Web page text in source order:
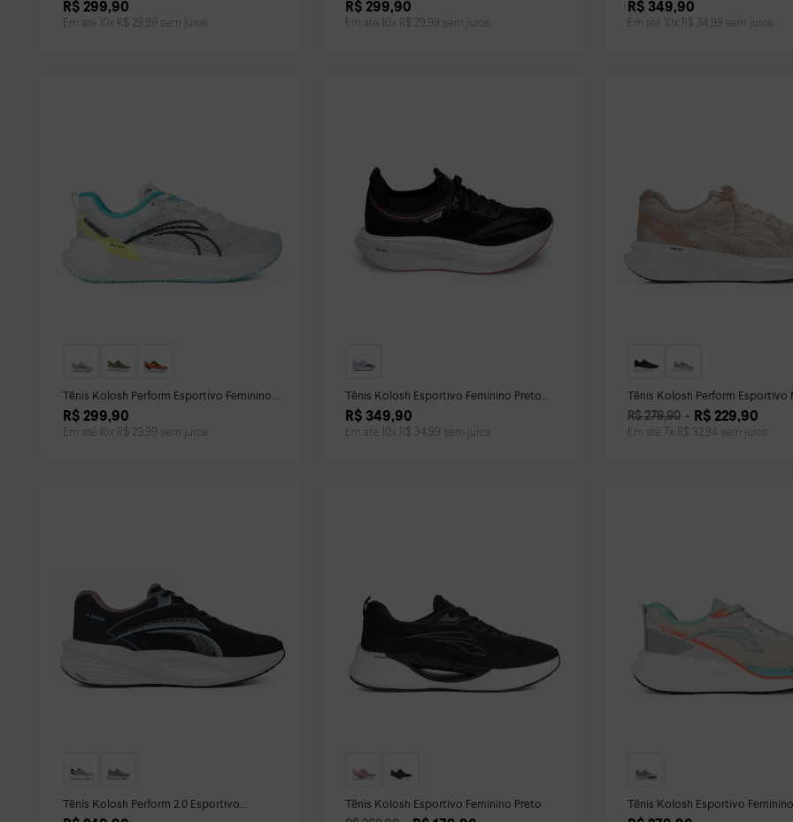
R$ 299,90
Em até 10 x R$ 29,99 sem juros
R$ 299,90
Em até 10 x R$ 29,99 sem juros
R$ 349,90
Em até 10 x R$ 34 ,99 sem juros
Tênis Kolosh Perform Esportivo Feminino
Colorido
R$ 299,90
Em até 10 x R$ 29,99 sem juros
Tênis Kolosh Esportivo Feminino Preto
Malha Respirável
R$ 349,90
Em até 10 x R$ 34 ,99 sem juros
Tênis Kolosh Perform Esportivo
Bege
R$ 279,90 R$ 229,90
Em até 7 x R$ 32,84 sem juros
Tênis Kolosh Perform 2.0 Esportivo
Feminino Azul
Tênis Kolosh Esportivo Feminino Preto Tênis Kolosh Esportivo